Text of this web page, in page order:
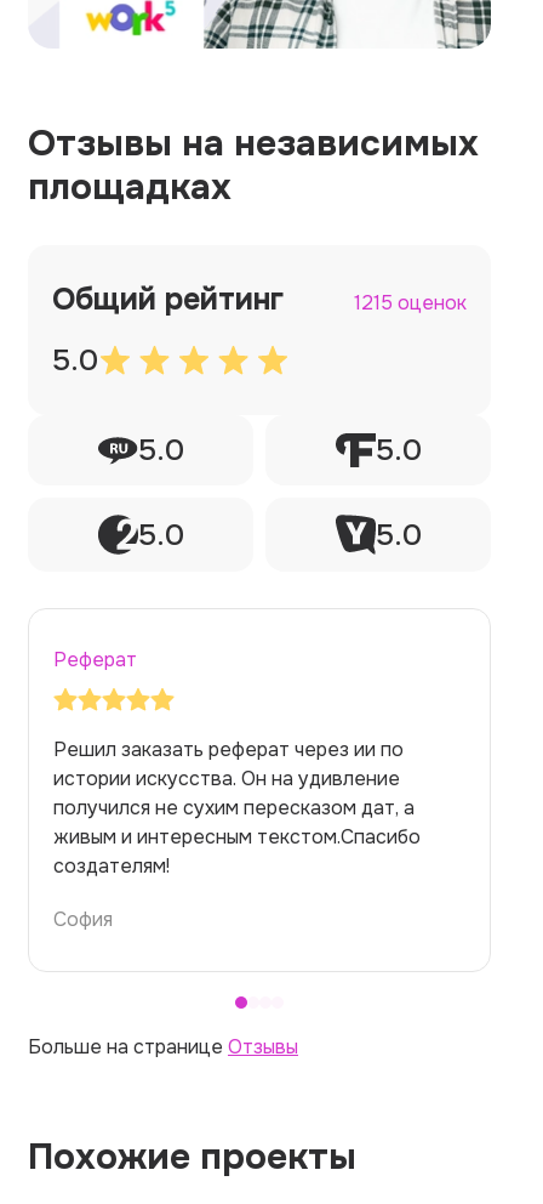
Отзывы на независимых
площадках
Общий рейтинг 1215 оценок
5.0
5.0 5.0
5.0 5.0
Реферат
Заказывала реферат с помощью нейросети
на медицинскую тему. Ожидала худшего,
но справилась. Термины использовала
правильно. Для быстрого ознакомления с
темой — идеально.
Алина
Больше на странице Отзывы
Похожие проекты